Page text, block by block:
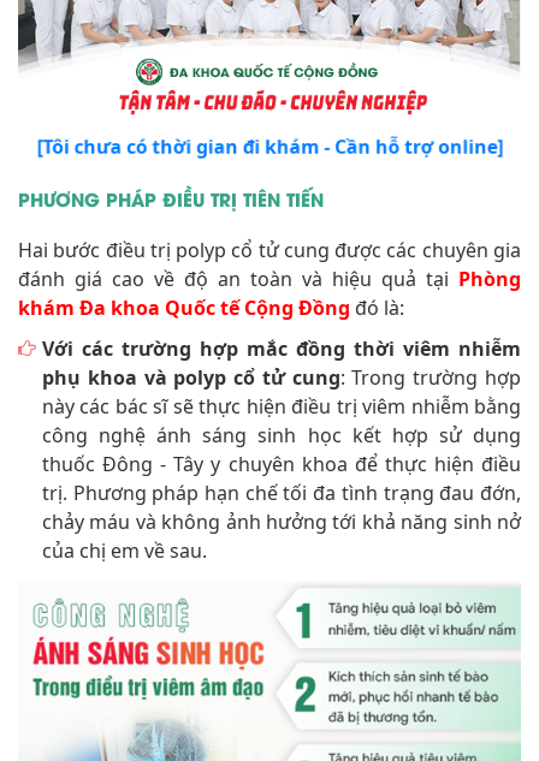
[Tôi chưa có thời gian đi khám - Cần hỗ trợ online]
PHƯƠNG PHÁP ĐIỀU TRỊ TIÊN TIẾN
Hai bước điều trị polyp cổ tử cung được các chuyên gia
đánh giá cao về độ an toàn và hiệu quả tại Phòng
khám Đa khoa Quốc tế Cộng Đồng đó là:
Với các trường hợp mắc đồng thời viêm nhiễm
phụ khoa và polyp cổ tử cung: Trong trường hợp
này các bác sĩ sẽ thực hiện điều trị viêm nhiễm bằng
công nghệ ánh sáng sinh học kết hợp sử dụng
thuốc Đông - Tây y chuyên khoa để thực hiện điều
trị. Phương pháp hạn chế tối đa tình trạng đau đớn,
chảy máu và không ảnh hưởng tới khả năng sinh nở
của chị em về sau.